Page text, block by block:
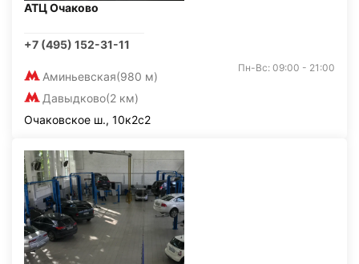
АТЦ Очаково
+7 (495) 152-31-11
Аминьевская(980 м)
Давыдково(2 км)
Пн-Вс: 09:00 - 21:00
Очаковское ш., 10к2с2